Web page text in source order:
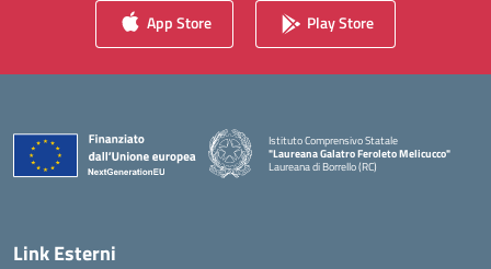
App Store Play Store
Istituto Comprensivo Statale
"Laureana Galatro Feroleto Melicucco"
Laureana di Borrello (RC)
Link Esterni